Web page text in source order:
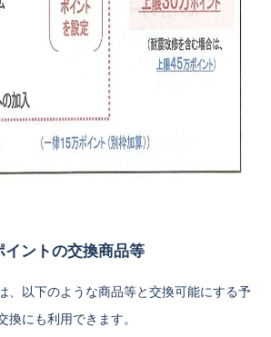
イントの交換商品等
、以下のような商品等と交換可能にする予
換にも利用できます。